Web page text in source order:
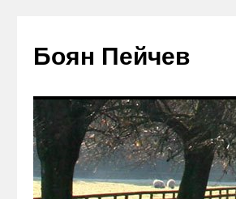
Боян Пейчев